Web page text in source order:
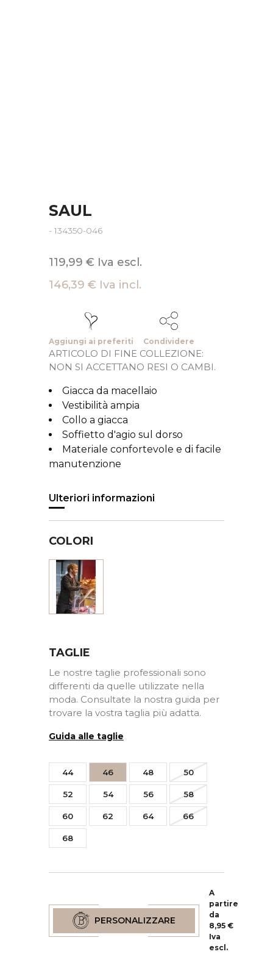
SAUL
- 134350-046
119,99 € Iva escl.
146,39 € Iva incl.
Aggiungi ai preferiti Condividere
ARTICOLO DI FINE COLLEZIONE:
NON SI ACCETTANO RESI O CAMBI.
Giacca da macellaio
Vestibilità ampia
Collo a giacca
Soffietto d'agio sul dorso
Materiale confortevole e di facile
manutenzione
Ulteriori informazioni
COLORI
TAGLIE
Le nostre taglie professionali sono
differenti da quelle utilizzate nella
moda. Consultate la nostra guida per
trovare la vostra taglia più adatta.
Guida alle taglie
44 46 48 50
52 54 56 58
60 62 64 66
68
PERSONALIZZARE
A
partire
da
8,95 €
Iva
escl.